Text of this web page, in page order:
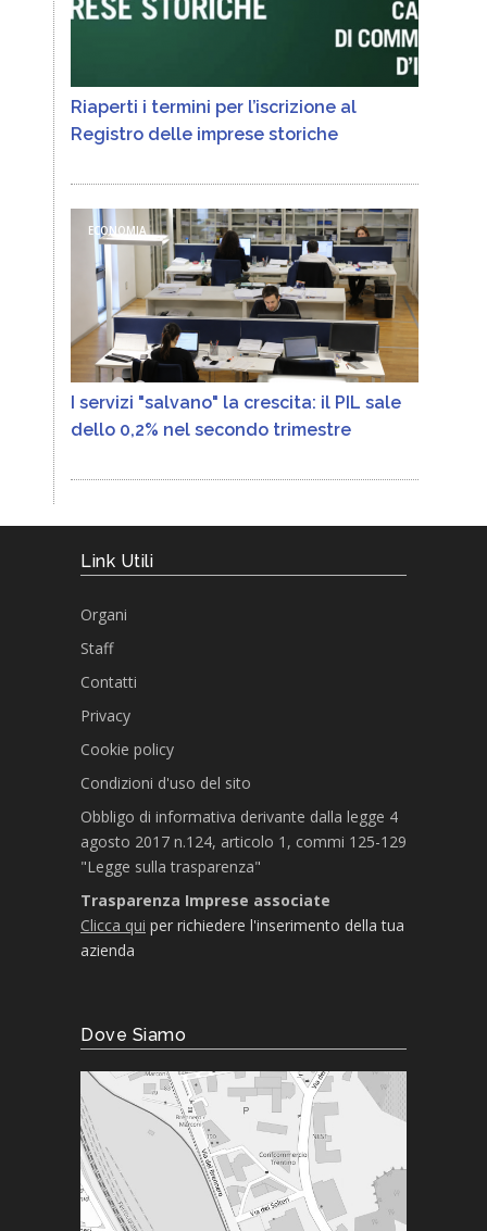
Riaperti i termini per l’iscrizione al
Registro delle imprese storiche
ECONOMIA
I servizi "salvano" la crescita: il PIL sale
dello 0,2% nel secondo trimestre
Link Utili
Organi
Staff
Contatti
Privacy
Cookie policy
Condizioni d'uso del sito
Obbligo di informativa derivante dalla legge 4
agosto 2017 n.124, articolo 1, commi 125-129
"Legge sulla trasparenza"
Trasparenza Imprese associate
Clicca qui per richiedere l'inserimento della tua
azienda
Dove Siamo